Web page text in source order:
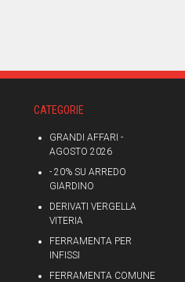
CATEGORIE
GRANDI AFFARI -
AGOSTO 2026
- 20% SU ARREDO
GIARDINO
DERIVATI VERGELLA
VITERIA
FERRAMENTA PER
INFISSI
FERRAMENTA COMUNE